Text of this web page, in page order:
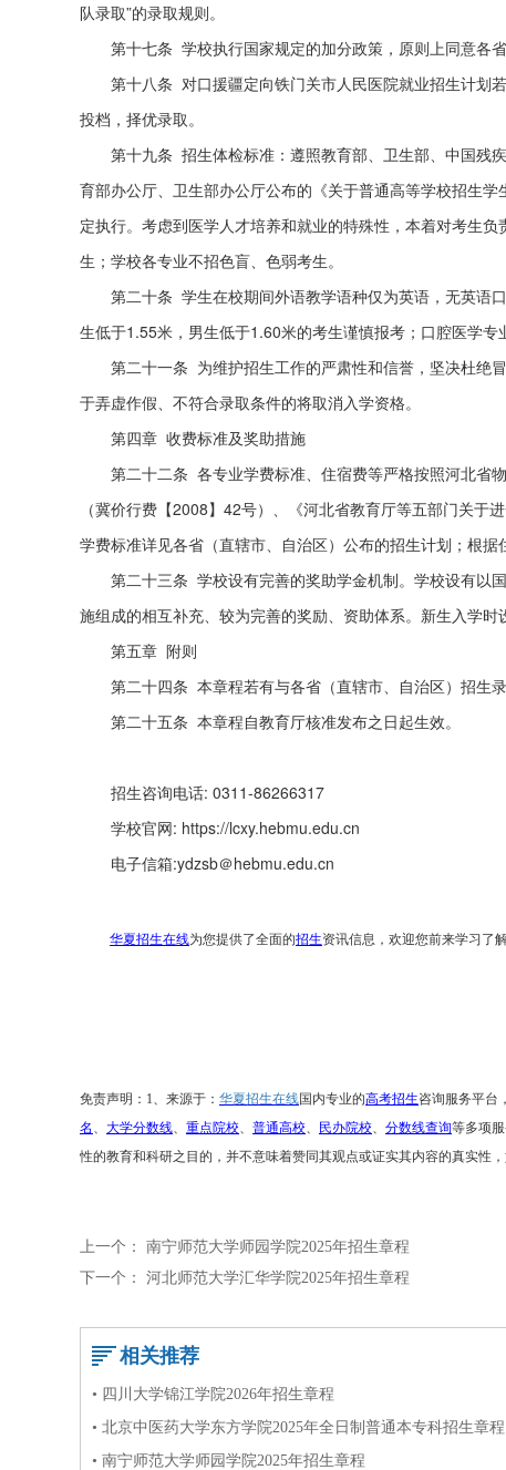
队录取”的录取规则。
第十七条 学校执行国家规定的加分政策，原则上同意各
第十八条 对口援疆定向铁门关市人民医院就业招生计划
投档，择优录取。
第十九条 招生体检标准：遵照教育部、卫生部、中国残
育部办公厅、卫生部办公厅公布的《关于普通高等学校招生
定执行。考虑到医学人才培养和就业的特殊性，本着对考生
生；学校各专业不招色盲、色弱考生。
第二十条 学生在校期间外语教学语种仅为英语，无英语
生低于1.55米，男生低于1.60米的考生谨慎报考；口腔医学专
第二十一条 为维护招生工作的严肃性和信誉，坚决杜绝
于弄虚作假、不符合录取条件的将取消入学资格。
第四章 收费标准及奖助措施
第二十二条 各专业学费标准、住宿费等严格按照河北省
（冀价行费【2008】42号）、《河北省教育厅等五部门关
学费标准详见各省（直辖市、自治区）公布的招生计划；根
第二十三条 学校设有完善的奖助学金机制。学校设有以
施组成的相互补充、较为完善的奖励、资助体系。新生入学时
第五章 附则
第二十四条 本章程若有与各省（直辖市、自治区）招生
第二十五条 本章程自教育厅核准发布之日起生效。
招生咨询电话: 0311-86266317
学校官网: https://lcxy.hebmu.edu.cn
电子信箱:ydzsb＠hebmu.edu.cn
华夏招生在线为您提供了全面的招生资讯信息，欢迎您前来学习了
免责声明： 1、来源于： 华夏招生在线国内专业的高考招生咨询服务平台
名 、 大学分数线、 重点院校、 普通高校、 民办院校、 分数线查询等多项服
性的教育和科研之目的，并不意味着赞同其观点或证实其内容的真实性
上一个： 南宁师范大学师园学院2025年招生章程
下一个： 河北师范大学汇华学院2025年招生章程
相关推荐
• 四川大学锦江学院2026年招生章程
• 北京中医药大学东方学院2025年全日制普通本专科招生章程
• 南宁师范大学师园学院2025年招生章程